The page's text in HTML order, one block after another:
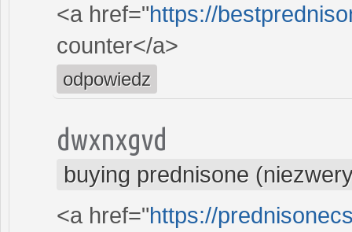
<a href="https://
counter</a>
odpowiedz
dwxnxgvd
buying prednisone
<a href="https://